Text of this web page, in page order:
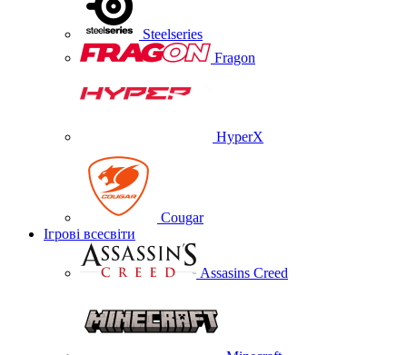
Steelseries
Fragon
HyperX
Cougar
Ігрові всесвіти
Assasins Creed